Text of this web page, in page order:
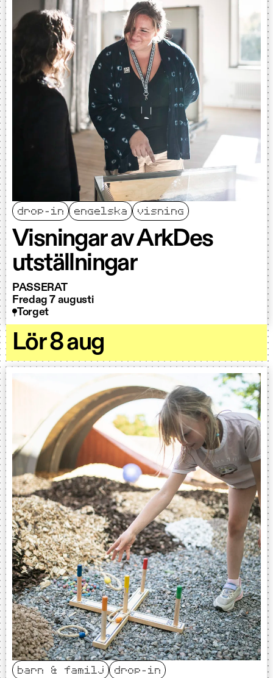
drop-in engelska visning
Visningar av ArkDes
utställningar
PASSERAT
Fredag 7 augusti
Torget
Lör 8 aug
barn & familj drop-in